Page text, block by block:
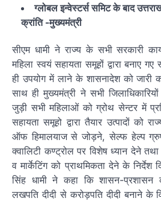
ग्लोबल इन्वेस्टर्स समिट के बाद
क्रांति -मुख्यमंत्री
सीएम धामी ने राज्य के सभी सरकारी
महिला स्वयं सहायता समूहों द्वारा बनाए
ही उपयोग में लाने के शासनादेश को जारी
साथ ही मुख्यमंत्री ने सभी
जुड़ी सभी महिलाओं को ग्रोथ सेन्टर में
सहायता समूहो द्वारा तैयार उत्पादों को
ऑफ हिमालयाज से जोड़ने, सेल्फ हेल्प ग्रुप
क्वालिटी कण्ट्रोल पर विशेष ध्यान देने
व मार्केटिंग को प्राथमिकता देने के निर्देश
सिंह धामी ने कहा कि शासन-प्रशासन
लखपति दीदी से करोड़पति दीदी बनाने